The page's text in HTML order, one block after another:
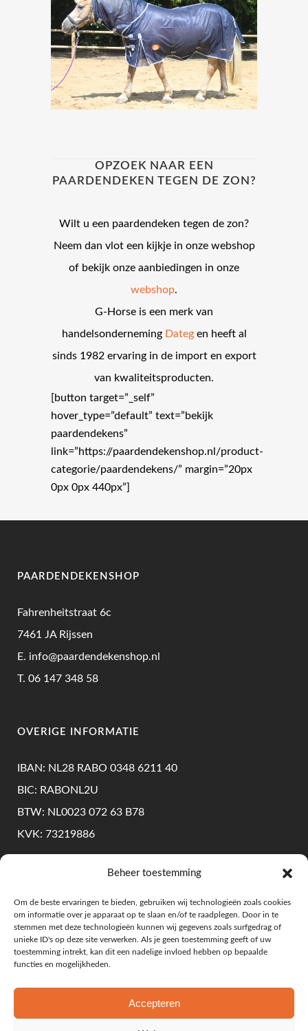
Beheer toestemming
Om de beste ervaringen te bieden, gebruiken wij technologieën zoals cookies
om informatie over je apparaat op te slaan en/of te raadplegen. Door in te
stemmen met deze technologieën kunnen wij gegevens zoals surfgedrag of
unieke ID's op deze site verwerken. Als je geen toestemming geeft of uw
toestemming intrekt, kan dit een nadelige invloed hebben op bepaalde
functies en mogelijkheden.
Accepteren
OPZOEK NAAR EEN
PAARDENDEKEN TEGEN DE ZON?
Wilt u een paardendeken tegen de zon?
Neem dan vlot een kijkje in onze webshop
of bekijk onze aanbiedingen in onze
webshop.
G-Horse is een merk van
handelsonderneming Dategen heeft al
sinds 1982 ervaring in de import en export
van kwaliteitsproducten.
[button target=”_self”
hover_type=”default” text=”bekijk
paardendekens”
link=”https://paardendekenshop.nl/product-
categorie/paardendekens/” margin=”20px
0px 0px 440px”]
PAARDENDEKENSHOP
Fahrenheitstraat 6c
7461 JA Rijssen
E. info@paardendekenshop.nl
T. 06 147 348 58
OVERIGE INFORMATIE
IBAN: NL28 RABO 0348 6211 40
BIC: RABONL2U
BTW: NL0023 072 63 B78
KVK: 73219886
Levering & Retourneren
Algemene Voorwaarden
Privacy Beleid